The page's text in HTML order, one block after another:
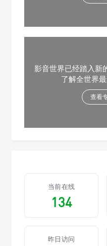
影音世界已经踏入新
了解全世界
查看
当前在线
134
昨日访问